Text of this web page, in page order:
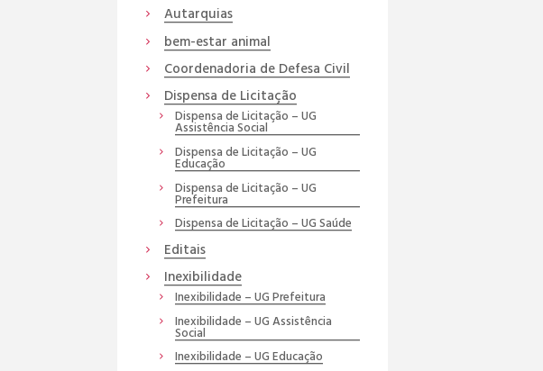
Autarquias
bem-estar animal
Coordenadoria de Defesa Civil
Dispensa de Licitação
Dispensa de Licitação – UG
Assistência Social
Dispensa de Licitação – UG
Educação
Dispensa de Licitação – UG
Prefeitura
Dispensa de Licitação – UG Saúde
Editais
Inexibilidade
Inexibilidade – UG Prefeitura
Inexibilidade – UG Assistência
Social
Inexibilidade – UG Educação